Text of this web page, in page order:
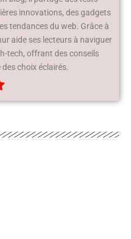
innovations, des gadgets
tendances du web. Grâce à
aide ses lecteurs à naviguer
tech, offrant des conseils
choix éclairés.